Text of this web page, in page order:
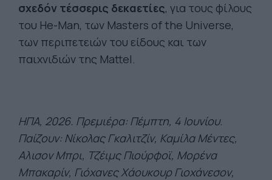
σχεδόν τέσσερις δεκαετίες, για τους φίλους
του He-Man, των Masters of the Universe,
των περιπετειών του είδους και των
παιχνιδιών της Mattel.
ΗΠΑ, 2026. Πρεμιέρα: Πέμπτη, 4 Ιουνίου.
Παίζουν: Νίκολας Γκαλιτζίν, Καμίλα Μέντες,
Αλισον Μπρι, Τζέιμς Πιούρφοϊ, Μορένα
Μπακαρίν, Γιόχανες Χάουκουρ Γιοχάνεσον,